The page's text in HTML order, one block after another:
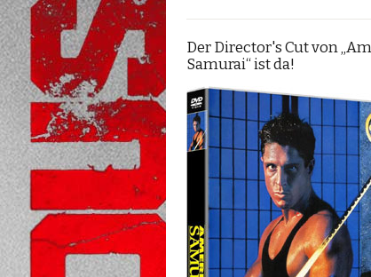
Der Director's Cut von
Samurai“ ist da!